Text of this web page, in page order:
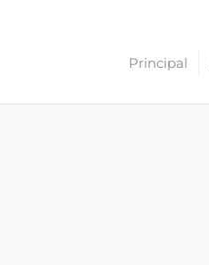
Principal